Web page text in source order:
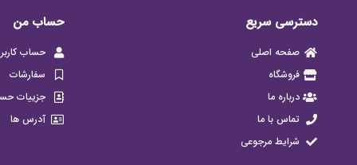
دسترسی سریع
صفحه اصلی
فروشگاه
درباره ما
تماس با ما
شرایط مرجوعی
حساب من
حساب
سفارشات
جزییات
آدرس ها